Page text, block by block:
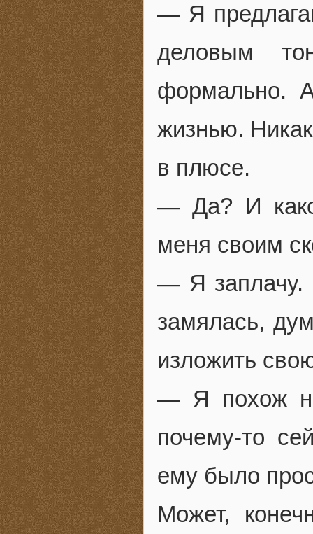
— Я
деловым
формально.
жизнью.
в плюсе.
— Да? И
меня своим
— Я заплачу.
замялась,
изложить
— Я похож на
почему-то
ему было
Может,